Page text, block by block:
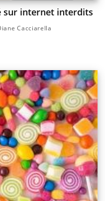
sur internet interdits
Cacciarella